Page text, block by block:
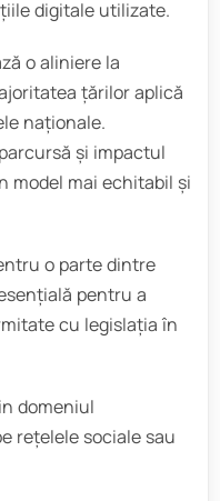
digitale utilizate.
o aliniere la
țărilor aplică
naționale.
și impactul
model mai echitabil și
o parte dintre
pentru a
cu legislația în
domeniul
rețelele sociale sau